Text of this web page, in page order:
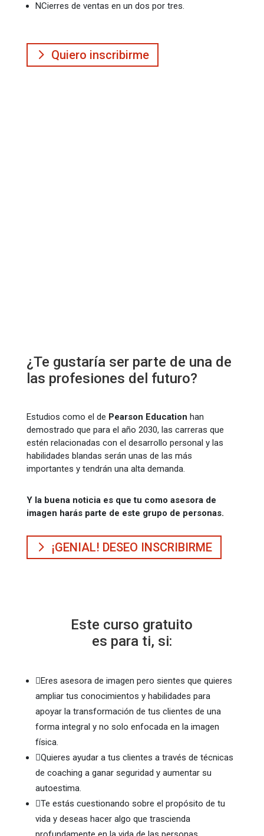
NCierres de ventas en un dos por tres.
Quiero inscribirme
¿Te gustaría ser parte de una de
las profesiones del futuro?
Estudios como el de Pearson Education han
demostrado que para el año 2030, las carreras que
estén relacionadas con el desarrollo personal y las
habilidades blandas serán unas de las más
importantes y tendrán una alta demanda.
Y la buena noticia es que tu como asesora de
imagen harás parte de este grupo de personas.
¡GENIAL! DESEO INSCRIBIRME
Este curso gratuito
es para ti, si:
Eres asesora de imagen pero sientes que quieres
ampliar tus conocimientos y habilidades para
apoyar la transformación de tus clientes de una
forma integral y no solo enfocada en la imagen
física.
Quieres ayudar a tus clientes a través de técnicas
de coaching a ganar seguridad y aumentar su
autoestima.
Te estás cuestionando sobre el propósito de tu
vida y deseas hacer algo que trascienda